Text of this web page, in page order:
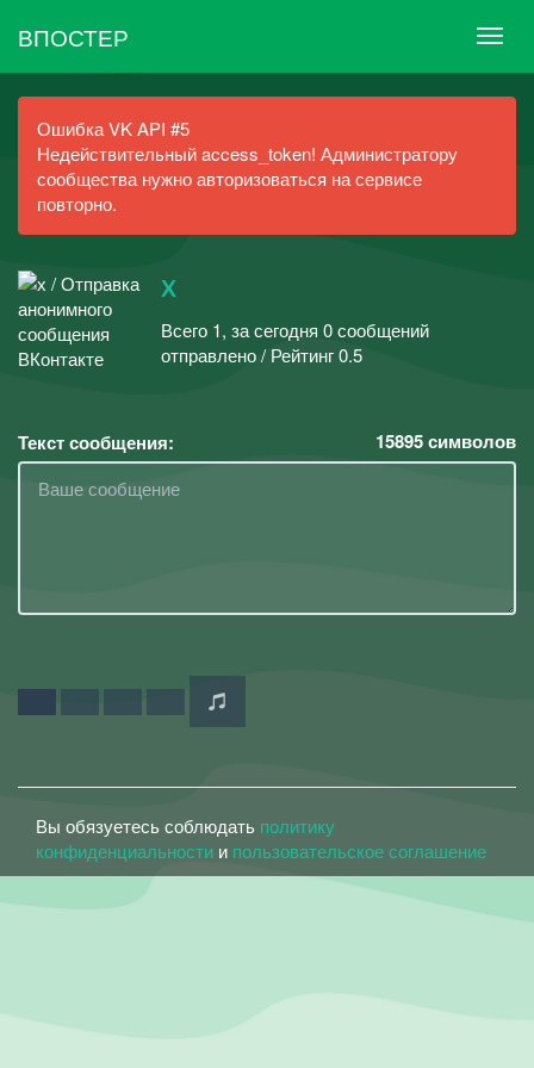
ВПОСТЕР
Ошибка VK API #5
Недействительный access_token! Администратору
сообщества нужно авторизоваться на сервисе
повторно.
х
Всего 1, за сегодня 0 сообщений
отправлено / Рейтинг 0.5
Текст сообщения: 15895символов
Вы обязуетесь соблюдать политику
конфиденциальности и пользовательское соглашение